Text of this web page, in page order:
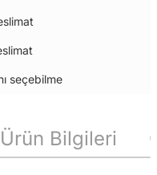
seçebilme
Ürün Bilgileri